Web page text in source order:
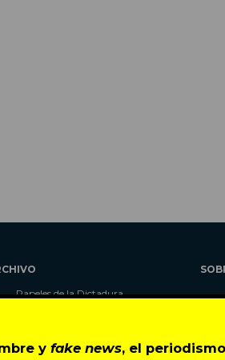
yfake news, el
Papeles de la Dictadura
Autores